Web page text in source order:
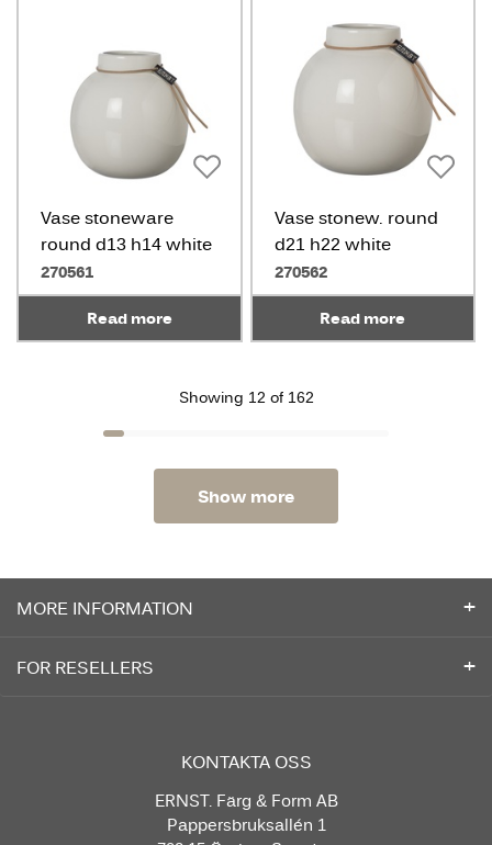
Vase stoneware
round d13 h14 white
270561
Read more
Vase stonew. round
d21 h22 white
270562
Read more
Showing 12 of 162
Show more
MORE INFORMATION
FOR RESELLERS
KONTAKTA OSS
ERNST. Färg & Form AB
Pappersbruksallén 1